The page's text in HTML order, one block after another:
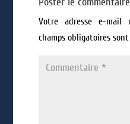
Votre adresse e-mail
champs obligatoires